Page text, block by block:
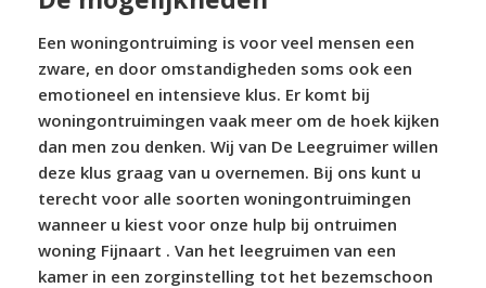
Een woningontruiming is voor veel mensen een
zware, en door omstandigheden soms ook een
emotioneel en intensieve klus. Er komt bij
woningontruimingen vaak meer om de hoek kijken
dan men zou denken. Wij van De Leegruimer willen
deze klus graag van u overnemen. Bij ons kunt u
terecht voor alle soorten woningontruimingen
wanneer u kiest voor onze hulp bij ontruimen
woning Fijnaart . Van het leegruimen van een
kamer in een zorginstelling tot het bezemschoon